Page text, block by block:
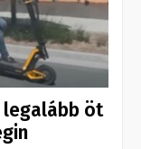
legalább öt